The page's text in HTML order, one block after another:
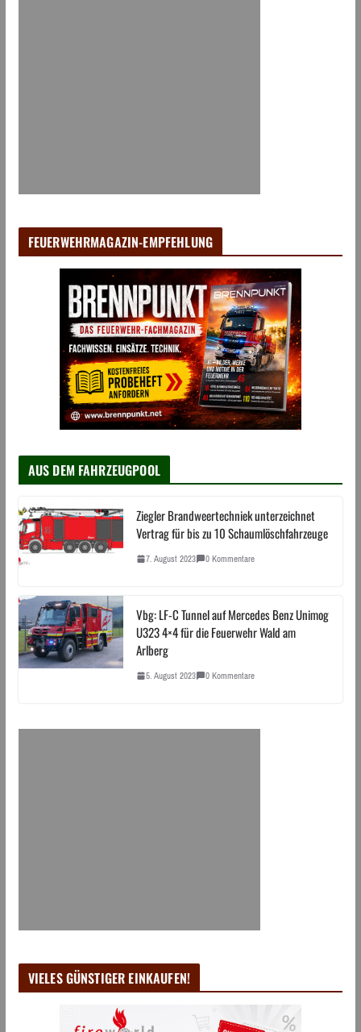
FEUERWEHRMAGAZIN-EMPFEHLUNG
AUS DEM FAHRZEUGPOOL
Ziegler Brandweertechniek unterzeichnet
Vertrag für bis zu 10 Schaumlöschfahrzeuge
7. August 2023 0 Kommentare
Vbg: LF-C Tunnel auf Mercedes Benz Unimog
U323 4×4 für die Feuerwehr Wald am
Arlberg
5. August 2023 0 Kommentare
VIELES GÜNSTIGER EINKAUFEN!